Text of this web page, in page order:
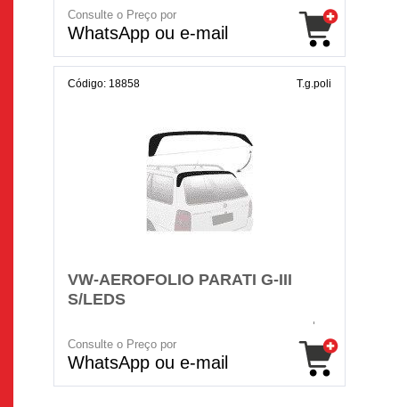
Consulte o Preço por
WhatsApp ou e-mail
Código: 18858 T.g.poli
VW-AEROFOLIO PARATI G-III
S/LEDS
Consulte o Preço por
WhatsApp ou e-mail